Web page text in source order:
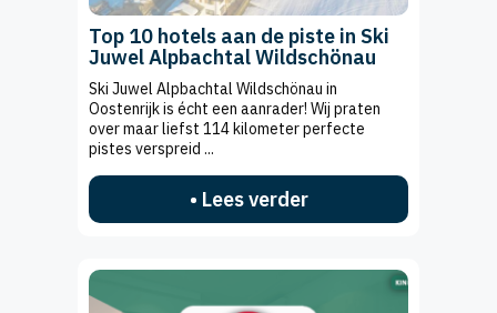
Top 10 hotels aan de piste in Ski
Juwel Alpbachtal Wildschönau
Ski Juwel Alpbachtal Wildschönau in
Oostenrijk is écht een aanrader! Wij praten
over maar liefst 114 kilometer perfecte
pistes verspreid ...
• Lees verder